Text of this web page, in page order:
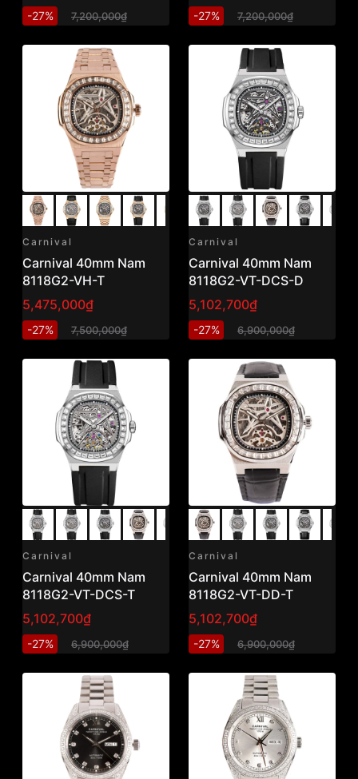
-27% 7,200,000₫ -27% 7,200,000₫
Carnival
Carnival 40mm Nam
8118G2-VH-T
5,475,000₫
-27% 7,500,000₫
Carnival
Carnival 40mm Nam
8118G2-VT-DCS-D
5,102,700₫
-27% 6,900,000₫
Carnival
Carnival 40mm Nam
8118G2-VT-DCS-T
5,102,700₫
-27% 6,900,000₫
Carnival
Carnival 40mm Nam
8118G2-VT-DD-T
5,102,700₫
-27% 6,900,000₫